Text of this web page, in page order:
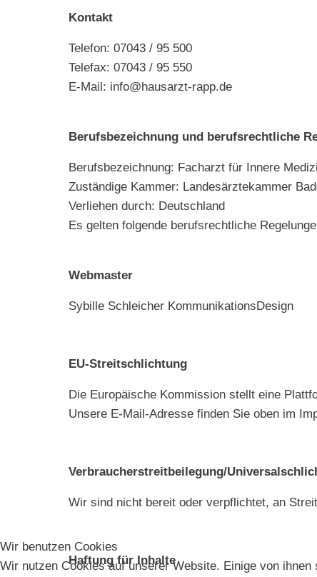
Kontakt
Telefon: 07043 / 95 500
Telefax: 07043 / 95 550
E-Mail: info@hausarzt-rapp.de
Berufsbezeichnung und berufsrechtliche
Berufsbezeichnung: Facharzt für Innere
Zuständige Kammer: Landesärztekammer
Verliehen durch: Deutschland
Es gelten folgende berufsrechtliche
Webmaster
Sybille Schleicher KommunikationsDesign
EU-Streitschlichtung
Die Europäische Kommission stellt eine
Unsere E-Mail-Adresse finden Sie oben im
Verbraucher­streit­beilegung/
Wir sind nicht bereit oder verpflichtet, an
Haftung für Inhalte
Wir benutzen Cookies
Wir nutzen Cookies auf unserer Website. Einige von